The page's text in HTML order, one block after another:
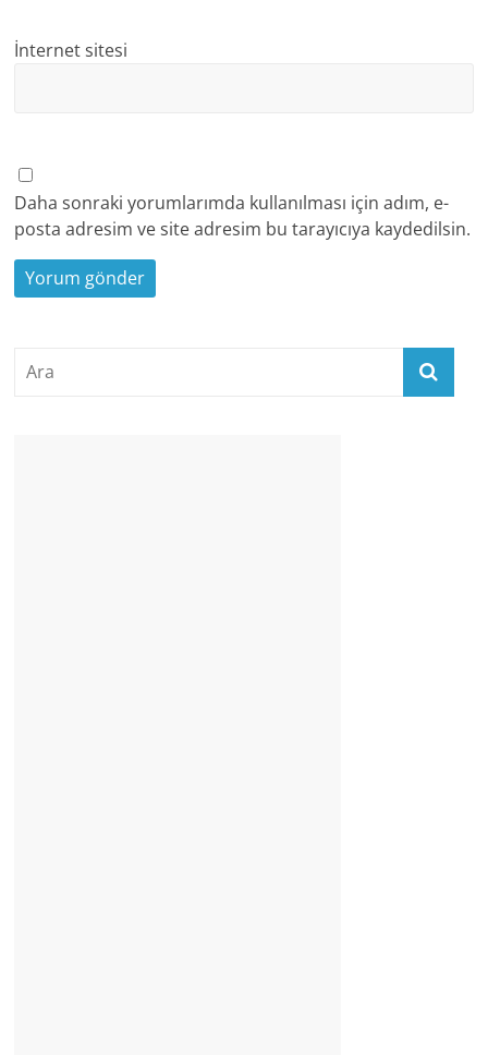
İnternet sitesi
Daha sonraki yorumlarımda kullanılması için adım, e-
posta adresim ve site adresim bu tarayıcıya kaydedilsin.